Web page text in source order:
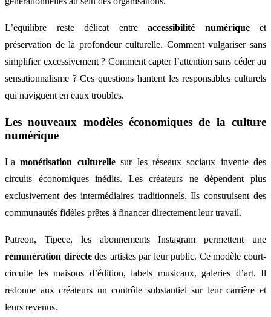
L’équilibre reste délicat entre accessibilité numériqueet
préservation de la profondeur culturelle. Comment vulgariser sans
simplifier excessivement ? Comment capter l’attention sans céder au
sensationnalisme ? Ces questions hantent les responsables culturels
qui naviguent en eaux troubles.
Les nouveaux modèles économiques de la culture
numérique
Lamonétisation culturellesur les réseaux sociaux invente des
circuits économiques inédits. Les créateurs ne dépendent plus
exclusivement des intermédiaires traditionnels. Ils construisent des
communautés fidèles prêtes à financer directement leur travail.
Patreon, Tipeee, les abonnements Instagram permettent une
rémunération directedes artistes par leur public. Ce modèle court-
circuite les maisons d’édition, labels musicaux, galeries d’art. Il
redonne aux créateurs un contrôle substantiel sur leur carrière et
leurs revenus.